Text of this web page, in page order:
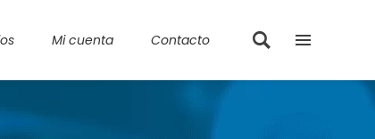
Mi cuenta Contacto